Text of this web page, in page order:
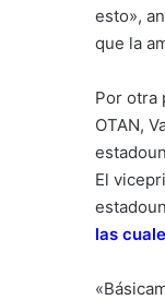
esto»,
que la
Por otra
OTAN,
El
las